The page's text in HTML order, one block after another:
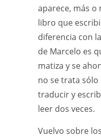
aparece, más o
libro que
diferencia con
de Marcelo es
matiza y se
no se trata
traducir y
leer dos veces.
Vuelvo sobre